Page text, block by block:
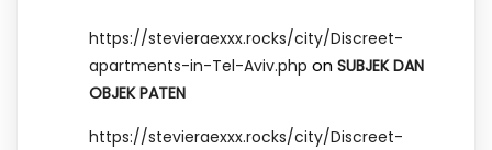
https://stevieraexxx.rocks/city/Discreet-
apartments-in-Tel-Aviv.php on SUBJEK DAN
OBJEK PATEN
https://stevieraexxx.rocks/city/Discreet-